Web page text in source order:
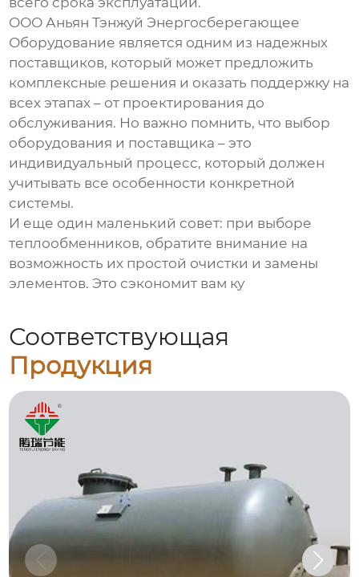
ООО Аньян Тэнжуй Энергосберегающее
Оборудование является одним из надежных
поставщиков, который может предложить
комплексные решения и оказать поддержку на
всех этапах – от проектирования до
обслуживания. Но важно помнить, что выбор
оборудования и поставщика – это
индивидуальный процесс, который должен
учитывать все особенности конкретной
системы.
И еще один маленький совет: при выборе
теплообменников, обратите внимание на
возможность их простой очистки и замены
элементов. Это сэкономит вам ку
Соответствующая
Продукция